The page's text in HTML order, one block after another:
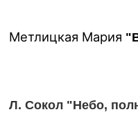
Метлицкая Мария
Л. Сокол "Небо,